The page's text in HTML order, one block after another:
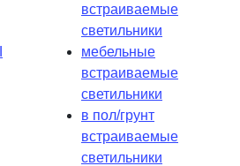
встраиваемые
светильники
мебельные
встраиваемые
светильники
в пол/грунт
встраиваемые
светильники